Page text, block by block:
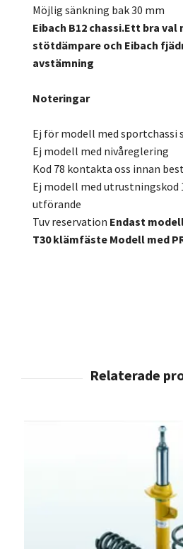
Möjlig sänkning bak 30 mm
Eibach B12 chassi.Ett bra val
stötdämpare och Eibach
avstämning
Noteringar
Ej för modell med sportchassi
Ej modell med nivåreglering
Kod 78 kontakta oss innan
Ej modell med utrustningskod
utförande
Tuv reservation Endast
T30 klämfäste Modell med